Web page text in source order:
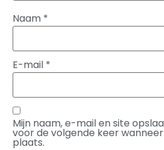
Naam *
E-mail *
Mijn naam, e-mail en site
voor de volgende keer
plaats.